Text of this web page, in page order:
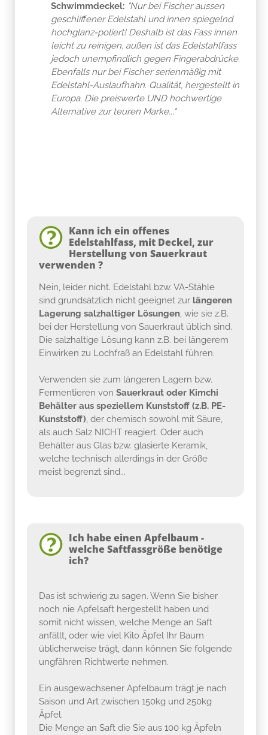
Schwimmdeckel: "Nur bei Fischer aussen
geschliffener Edelstahl und innen spiegelnd
hochglanz-poliert! Deshalb ist das Fass innen
leicht zu reinigen, außen ist das Edelstahlfass
jedoch unempfindlich gegen Fingerabdrücke.
Ebenfalls nur bei Fischer serienmäßig mit
Edelstahl-Auslaufhahn. Qualität, hergestellt in
Europa. Die preiswerte UND hochwertige
Alternative zur teuren Marke..."
Kann ich ein offenes
Edelstahlfass, mit Deckel, zur
Herstellung von Sauerkraut
verwenden ?
Nein, leider nicht. Edelstahl bzw. VA-Stähle
sind grundsätzlich nicht geeignet zur längeren
Lagerung salzhaltiger Lösungen, wie sie z.B.
bei der Herstellung von Sauerkraut üblich sind.
Die salzhaltige Lösung kann z.B. bei längerem
Einwirken zu Lochfraß an Edelstahl führen.
Verwenden sie zum längeren Lagern bzw.
Fermentieren von Sauerkraut oder Kimchi
Behälter aus speziellem Kunststoff (z.B. PE-
Kunststoff), der chemisch sowohl mit Säure,
als auch Salz NICHT reagiert. Oder auch
Behälter aus Glas bzw. glasierte Keramik,
welche technisch allerdings in der Größe
meist begrenzt sind...
Ich habe einen Apfelbaum -
welche Saftfassgröße benötige
ich?
Das ist schwierig zu sagen. Wenn Sie bisher
noch nie Apfelsaft hergestellt haben und
somit nicht wissen, welche Menge an Saft
anfällt, oder wie viel Kilo Äpfel Ihr Baum
üblicherweise trägt, dann können Sie folgende
ungfähren Richtwerte nehmen.
Ein ausgewachsener Apfelbaum trägt je nach
Saison und Art zwischen 150kg und 250kg
Äpfel.
Die Menge an Saft die Sie aus 100 kg Äpfeln